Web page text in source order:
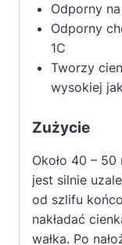
Odporny
Odporny
1C
Tworzy
wysokiej
Zużycie
Około 40 –
jest silnie
od szlifu
nakładać
wałka. Po